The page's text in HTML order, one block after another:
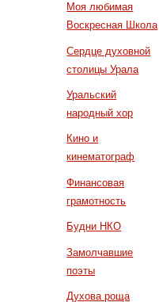
Моя любимая
Воскресная Школа
Сердце духовной
столицы Урала
Уральский
народный хор
Кино и
кинематограф
Финансовая
грамотность
Будни НКО
Замолчавшие
поэты
Духова роща